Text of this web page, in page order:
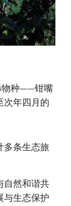
物种——钳嘴
次年四月的
多条生态旅
自然和谐共
与生态保护